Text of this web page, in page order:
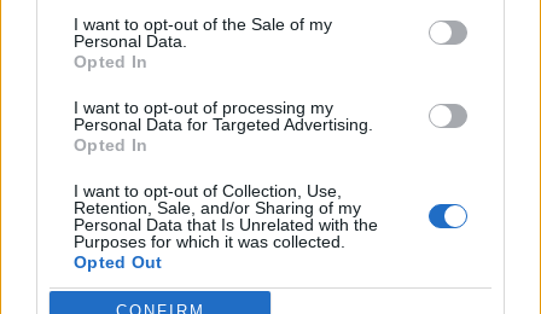
consent section.
I want to opt-out of the Sale of my
Personal Data.
Opted In
I want to opt-out of processing my
Personal Data for Targeted Advertising.
Opted In
I want to opt-out of Collection, Use,
Retention, Sale, and/or Sharing of my
Personal Data that Is Unrelated with the
Purposes for which it was collected.
Opted Out
NÉPI